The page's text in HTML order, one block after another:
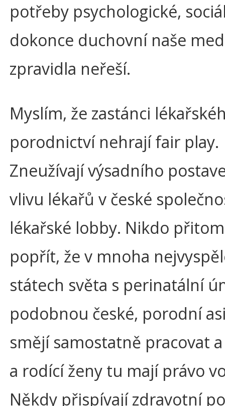
potřeby psychologické,
dokonce duchovní naše
zpravidla neřeší.
Myslím, že zastánci
porodnictví nehrají fair play.
Zneužívají výsadního
vlivu lékařů v české
lékařské lobby. Nikdo
popřít, že v mnoha
státech světa s perinatální
podobnou české, porodní
smějí samostatně pracovat
a rodící ženy tu mají právo
Někdy přispívají zdravotní